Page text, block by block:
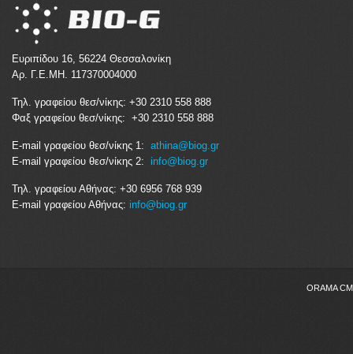
Ευριπίδου 16, 56224 Θεσσαλονίκη
Αρ. Γ.Ε.ΜΗ. 117370004000
Τηλ. γραφείου θεσ/νίκης: +30 2310 558 888
Φαξ γραφείου θεσ/νίκης: +30 2310 558 888
E-mail γραφείου θεσ/νίκης 1: athina@biog.gr
E-mail γραφείου θεσ/νίκης 2:
info@biog.gr
Τηλ. γραφείου Αθήνας: +30 6956 768 939
E-mail γραφείου Αθήνας: info@biog.gr
ORAMA